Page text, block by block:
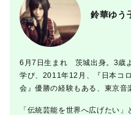
鈴華ゆう
6月7日生まれ 茨城出身。3歳
学び、2011年12月、『日本コ
会』優勝の経験もある、東京音
「伝統芸能を世界へ広げたい